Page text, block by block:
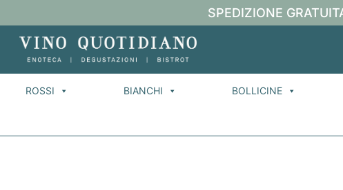
SPEDIZIONE
ROSSI BIANCHI BOLLICINE